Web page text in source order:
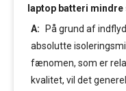
laptop batteri
A:
På grund af
absolutte
fænomen, som er
kvalitet, vil det